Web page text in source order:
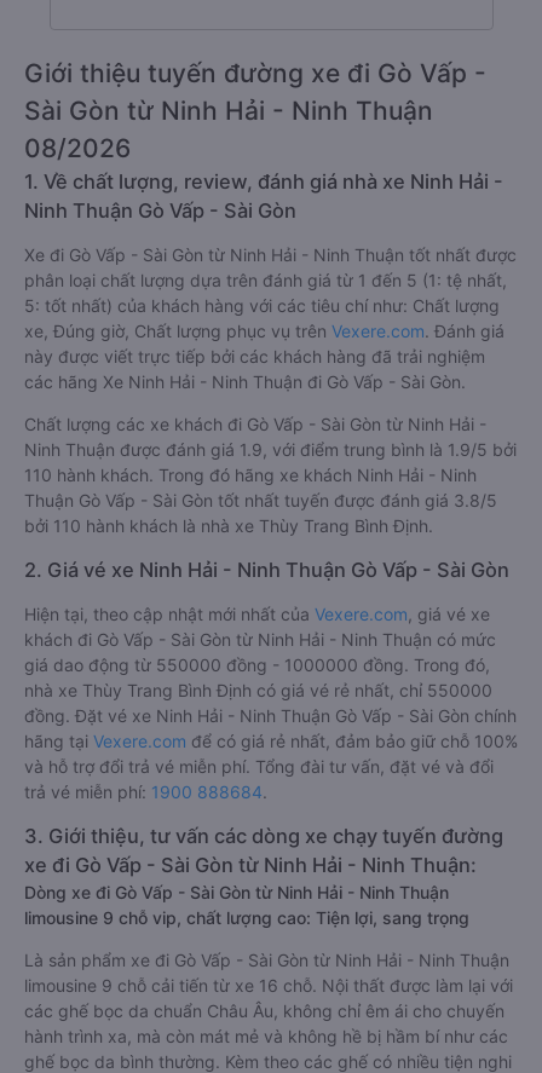
Giới thiệu tuyến đường xe đi Gò Vấp -
Sài Gòn từ Ninh Hải - Ninh Thuận
08/2026
1. Về chất lượng, review, đánh giá nhà xe Ninh Hải -
Ninh Thuận Gò Vấp - Sài Gòn
Xe đi Gò Vấp - Sài Gòn từ Ninh Hải - Ninh Thuận tốt nhất được
phân loại chất lượng dựa trên đánh giá từ 1 đến 5 (1: tệ nhất,
5: tốt nhất) của khách hàng với các tiêu chí như: Chất lượng
xe, Đúng giờ, Chất lượng phục vụ trên Vexere.com. Đánh giá
này được viết trực tiếp bởi các khách hàng đã trải nghiệm
các hãng Xe Ninh Hải - Ninh Thuận đi Gò Vấp - Sài Gòn.
Chất lượng các xe khách đi Gò Vấp - Sài Gòn từ Ninh Hải -
Ninh Thuận được đánh giá 1.9, với điểm trung bình là 1.9/5 bởi
110 hành khách. Trong đó hãng xe khách Ninh Hải - Ninh
Thuận Gò Vấp - Sài Gòn tốt nhất tuyến được đánh giá 3.8/5
bởi 110 hành khách là nhà xe Thùy Trang Bình Định.
2. Giá vé xe Ninh Hải - Ninh Thuận Gò Vấp - Sài Gòn
Hiện tại, theo cập nhật mới nhất của Vexere.com , giá vé xe
khách đi Gò Vấp - Sài Gòn từ Ninh Hải - Ninh Thuận có mức
giá dao động từ 550000 đồng - 1000000 đồng. Trong đó,
nhà xe Thùy Trang Bình Định có giá vé rẻ nhất, chỉ 550000
đồng. Đặt vé xe Ninh Hải - Ninh Thuận Gò Vấp - Sài Gòn chính
hãng tại Vexere.com để có giá rẻ nhất, đảm bảo giữ chỗ 100%
và hỗ trợ đổi trả vé miễn phí. Tổng đài tư vấn, đặt vé và đổi
trả vé miễn phí: 1900 888684.
3. Giới thiệu, tư vấn các dòng xe chạy tuyến đường
xe đi Gò Vấp - Sài Gòn từ Ninh Hải - Ninh Thuận:
Dòng xe đi Gò Vấp - Sài Gòn từ Ninh Hải - Ninh Thuận
limousine 9 chỗ vip, chất lượng cao: Tiện lợi, sang trọng
Là sản phẩm xe đi Gò Vấp - Sài Gòn từ Ninh Hải - Ninh Thuận
limousine 9 chỗ cải tiến từ xe 16 chỗ. Nội thất được làm lại với
các ghế bọc da chuẩn Châu Âu, không chỉ êm ái cho chuyến
hành trình xa, mà còn mát mẻ và không hề bị hầm bí như các
ghế bọc da bình thường. Kèm theo các ghế có nhiều tiện nghi